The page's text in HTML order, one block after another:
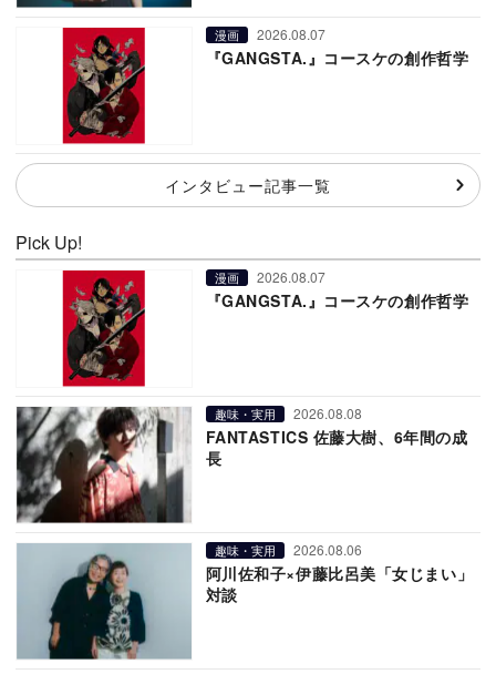
漫画 2026.08.07
『GANGSTA.』コースケの創作哲学
インタビュー記事一覧
Pick Up!
漫画 2026.08.07
『GANGSTA.』コースケの創作哲学
趣味・実用 2026.08.08
FANTASTICS 佐藤大樹、6年間の成
長
趣味・実用 2026.08.06
阿川佐和子×伊藤比呂美「女じまい」
対談